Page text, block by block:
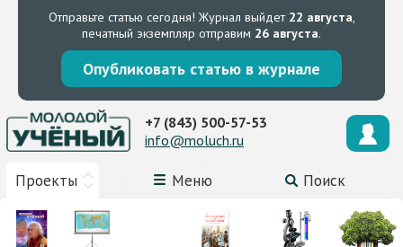
Отправьте статью сегодня! Журнал выйдет 22 августа,
печатный экземпляр отправим 26 августа.
Опубликовать статью в журнале
Проекты Меню Поиск
+7 (843) 500-57-53
info@moluch.ru